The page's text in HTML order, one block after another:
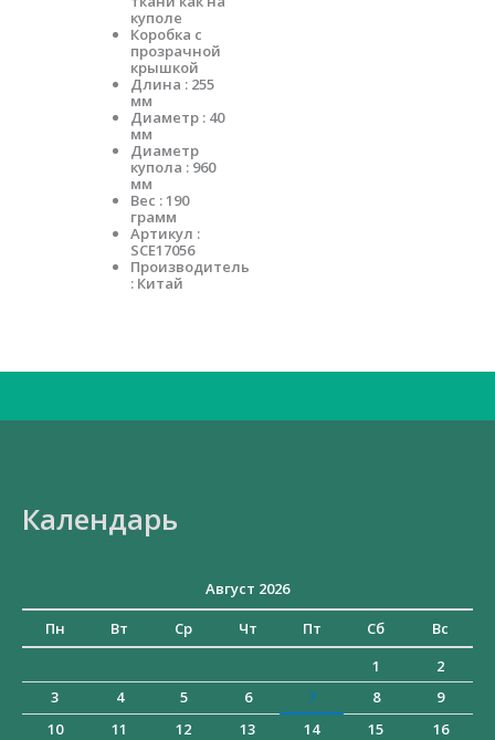
куполе
Коробка с
прозрачной
крышкой
Длина : 255
мм
Диаметр : 40
мм
Диаметр
купола : 960
мм
Вес : 190
грамм
Артикул :
SCE17056
Производитель
: Китай
Календарь
Август 2026
Пн
Вт Ср Чт Пт Сб
Вс
1
2
3
4 5 6 7 8
9
10
11 12 13 14 15
16